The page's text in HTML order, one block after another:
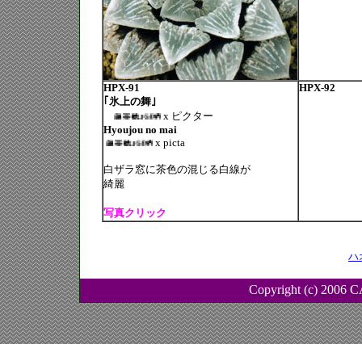
HPX-91
｢氷上の舞｣
x ピクター
Hyoujou no mai
x picta
白ザラ窓に茶色の混じる白線が
綺麗
写真クリック
HPX-92
ハ
Copyright (c) 2006